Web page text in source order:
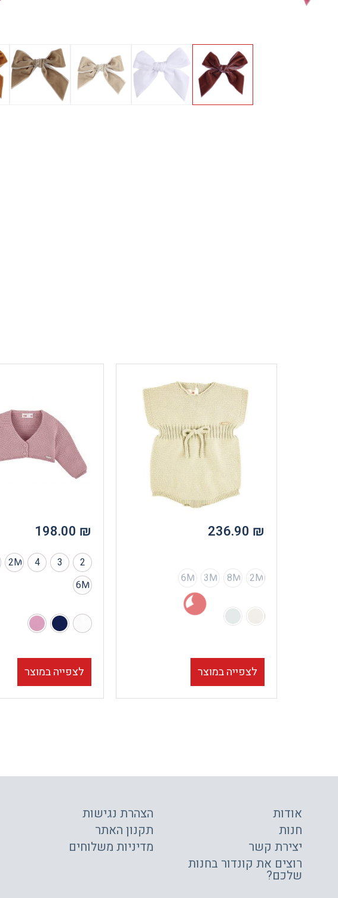
236.90 ₪
12M
18M
3M
6M
לצפייה במוצר
198.00 ₪
2
3
4
12M
6M
לצפייה במוצר
אודות
חנות
יצירת קשר
רוצים את קונדור בחנות
שלכם?
הצהרת נגישות
תקנון האתר
מדיניות משלוחים